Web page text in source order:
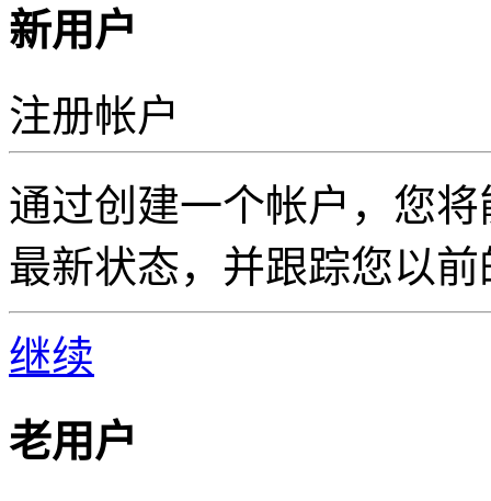
新用户
注册帐户
通过创建一个帐户，您
最新状态，并跟踪您以
继续
老用户